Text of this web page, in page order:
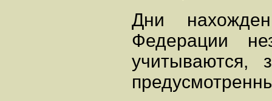
Дни
Федерации
учитываются,